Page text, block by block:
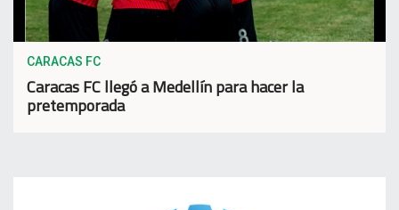
CARACAS FC
Caracas FC llegó a Medellín para hacer la
pretemporada